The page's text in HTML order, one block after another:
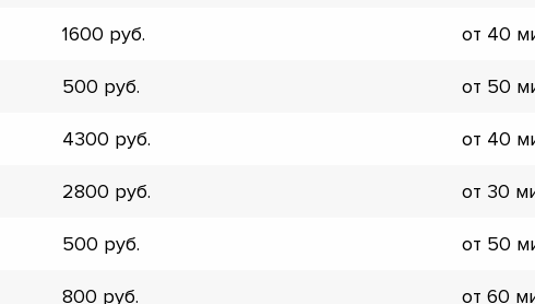
1600 от 40
500 от 50
4300 от 40
2800 от 30
500 от 50
800 от 60